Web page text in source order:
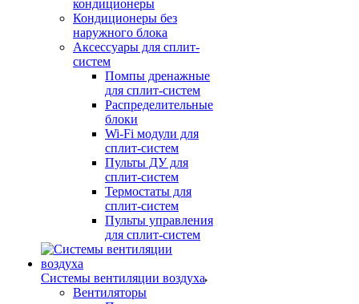
кондиционеры
Кондиционеры без
наружного блока
Аксессуары для сплит-
систем
Помпы дренажные
для сплит-систем
Распределительные
блоки
Wi-Fi модули для
сплит-систем
Пульты ДУ для
сплит-систем
Термостаты для
сплит-систем
Пульты управления
для сплит-систем
Системы вентиляции воздуха
Вентиляторы